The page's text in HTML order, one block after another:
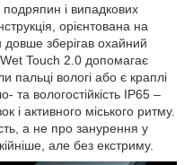
подряпин і випадкових
орієнтована на
зберігав охайний
Wet Touch 2.0 допомагає
пальці вологі або є краплі
вологостійкість IP65 –
і активного міського ритму.
а не про занурення у
але без екстриму.